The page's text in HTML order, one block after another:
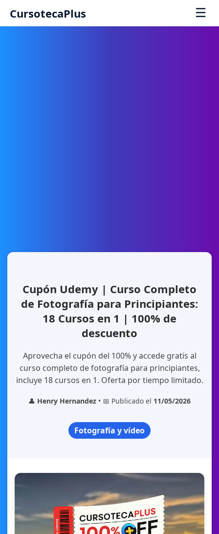
CursotecaPlus ☰
Cupón Udemy | Curso Completo
de Fotografía para Principiantes:
18 Cursos en 1 | 100% de
descuento
Aprovecha el cupón del 100% y accede gratis al
curso completo de fotografía para principiantes,
incluye 18 cursos en 1. Oferta por tiempo limitado.
👤 Henry Hernandez • 📅 Publicado el 11/05/2026
Fotografía y vídeo